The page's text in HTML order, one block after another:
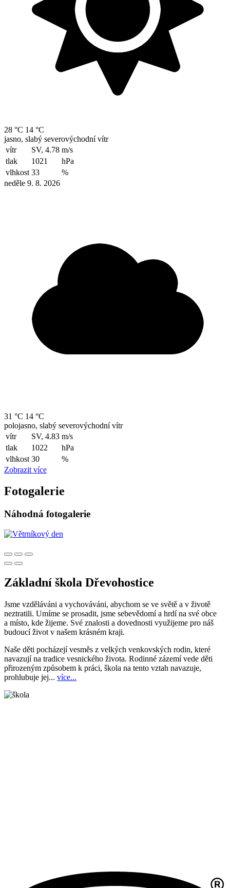
28 °C 14 °C
jasno, slabý severovýchodní vítr
vítr
SV, 4.78 m/s
tlak
1021
hPa
vlhkost 33
%
neděle 9. 8. 2026
31 °C 14 °C
polojasno, slabý severovýchodní vítr
vítr
SV, 4.83 m/s
tlak
1022
hPa
vlhkost 30
%
Zobrazit více
Fotogalerie
Náhodná fotogalerie
Základní škola Dřevohostice
Jsme vzděláváni a vychováváni, abychom se ve světě a v životě
neztratili. Umíme se prosadit, jsme sebevědomí a hrdí na své obce
a místo, kde žijeme. Své znalosti a dovednosti využijeme pro náš
budoucí život v našem krásném kraji.
Naše děti pocházejí vesměs z velkých venkovských rodin, které
navazují na tradice vesnického života. Rodinné zázemí vede děti
přirozeným způsobem k práci, škola na tento vztah navazuje,
prohlubuje jej... více...